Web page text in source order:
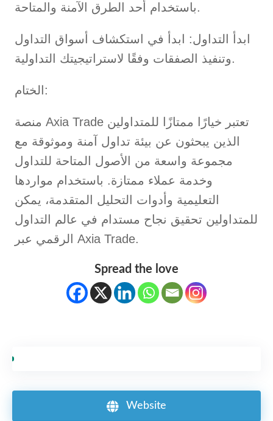
باستخدام أحد الطرق الآمنة والمتاحة.
ابدأ التداول: ابدأ في استكشاف أسواق التداول
وتنفيذ الصفقات وفقًا لاستراتيجيتك التداولية.
الختام:
منصة Axia Trade تعتبر خيارًا ممتازًا للمتداولين
الذين يبحثون عن بيئة تداول آمنة وموثوقة مع
مجموعة واسعة من الأصول المتاحة للتداول
وخدمة عملاء ممتازة. باستخدام مواردها
التعليمية وأدوات التحليل المتقدمة، يمكن
للمتداولين تحقيق نجاح مستدام في عالم التداول
الرقمي عبر Axia Trade.
Spread the love
Website